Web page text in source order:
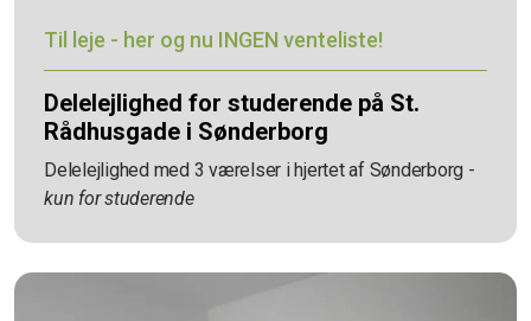
Til leje - her og nu INGEN venteliste!
Delelejlighed for studerende på St.
Rådhusgade i Sønderborg
Delelejlighed med 3 værelser i hjertet af Sønderborg -
kun for studerende